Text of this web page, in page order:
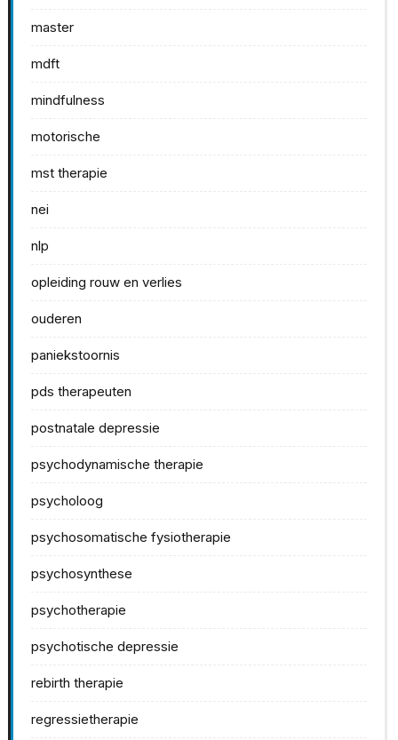
master
mdft
mindfulness
motorische
mst therapie
nei
nlp
opleiding rouw en verlies
ouderen
paniekstoornis
pds therapeuten
postnatale depressie
psychodynamische therapie
psycholoog
psychosomatische fysiotherapie
psychosynthese
psychotherapie
psychotische depressie
rebirth therapie
regressietherapie